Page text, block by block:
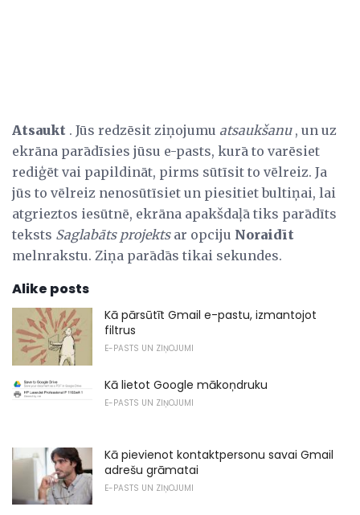
Atsaukt . Jūs redzēsit ziņojumu atsaukšanu, un uz
ekrāna parādīsies jūsu e-pasts, kurā to varēsiet
rediģēt vai papildināt, pirms sūtīsit to vēlreiz. Ja
jūs to vēlreiz nenosūtīsiet un piesitiet bultiņai, lai
atgrieztos iesūtnē, ekrāna apakšdaļā tiks parādīts
teksts Saglabāts projektsar opciju Noraidīt
melnrakstu. Ziņa parādās tikai sekundes.
Alike posts
Kā pārsūtīt Gmail e-pastu, izmantojot
filtrus
E-PASTS UN ZIŅOJUMI
Kā lietot Google mākoņdruku
E-PASTS UN ZIŅOJUMI
Kā pievienot kontaktpersonu savai Gmail
adrešu grāmatai
E-PASTS UN ZIŅOJUMI